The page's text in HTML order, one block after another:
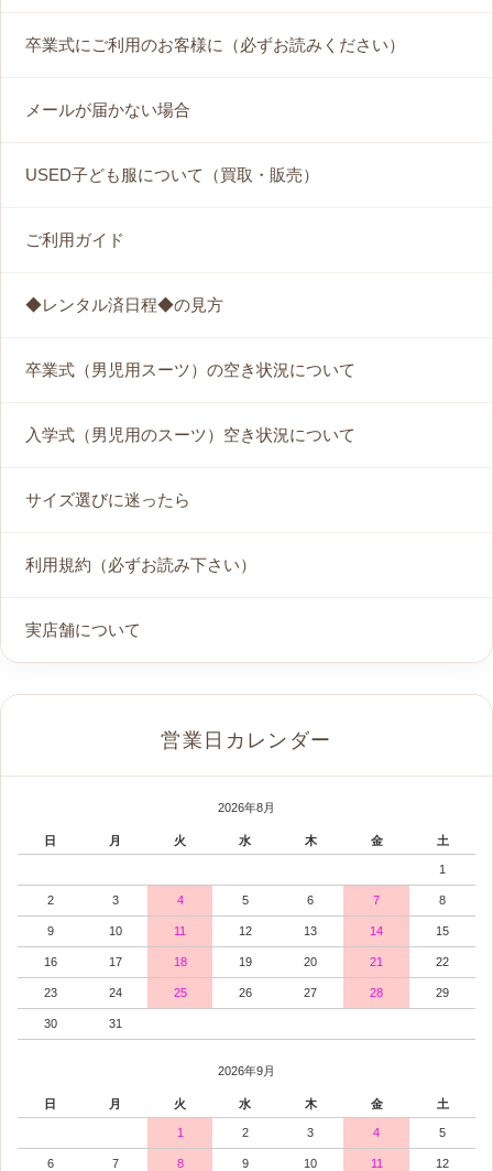
卒業式にご利用のお客様に（必ずお読みください）
メールが届かない場合
USED子ども服について（買取・販売）
ご利用ガイド
◆レンタル済日程◆の見方
卒業式（男児用スーツ）の空き状況について
入学式（男児用のスーツ）空き状況について
サイズ選びに迷ったら
利用規約（必ずお読み下さい）
実店舗について
営業日カレンダー
2026年8月
日 月 火 水 木 金 土
1
2 3 4 5 6 7 8
9 10 11 12 13 14 15
16 17 18 19 20 21 22
23 24 25 26 27 28 29
30 31
2026年9月
日 月 火 水 木 金 土
1 2 3 4 5
6 7 8 9 10 11 12